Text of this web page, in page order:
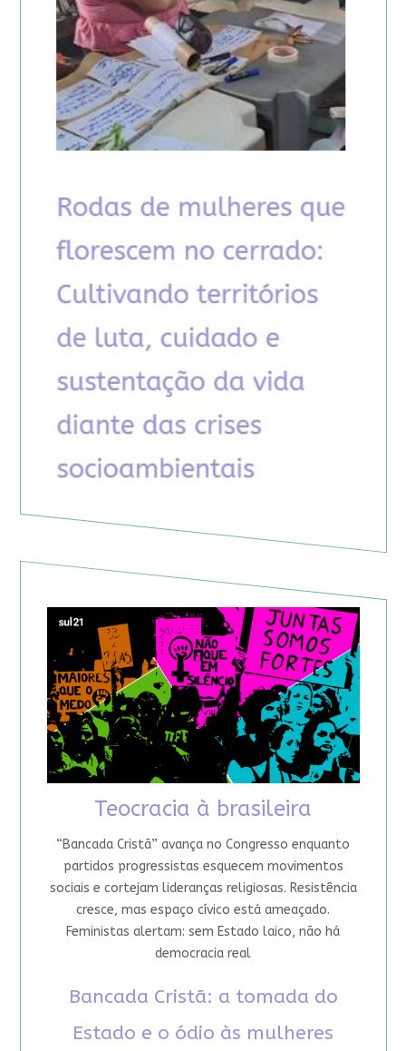
Teocracia à brasileira
“Bancada Cristã” avança no Congresso enquanto
partidos progressistas esquecem movimentos
sociais e cortejam lideranças religiosas. Resistência
cresce, mas espaço cívico está ameaçado.
Feministas alertam: sem Estado laico, não há
democracia real
Bancada Cristã: a tomada do
Estado e o ódio às mulheres